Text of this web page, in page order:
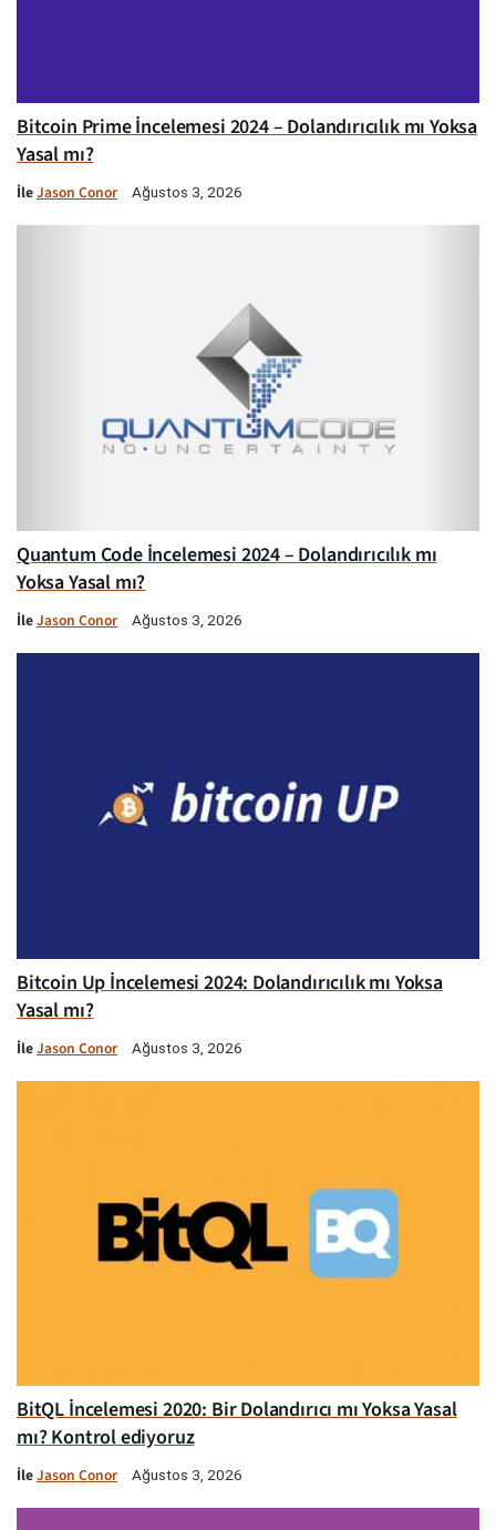
Bitcoin Prime İncelemesi 2024 – Dolandırıcılık mı Yoksa
Yasal mı?
İleJason Conor Ağustos 3, 2026
Quantum Code İncelemesi 2024 – Dolandırıcılık mı
Yoksa Yasal mı?
İleJason Conor Ağustos 3, 2026
Bitcoin Up İncelemesi 2024: Dolandırıcılık mı Yoksa
Yasal mı?
İleJason Conor Ağustos 3, 2026
BitQL İncelemesi 2020: Bir Dolandırıcı mı Yoksa Yasal
mı? Kontrol ediyoruz
İleJason Conor Ağustos 3, 2026